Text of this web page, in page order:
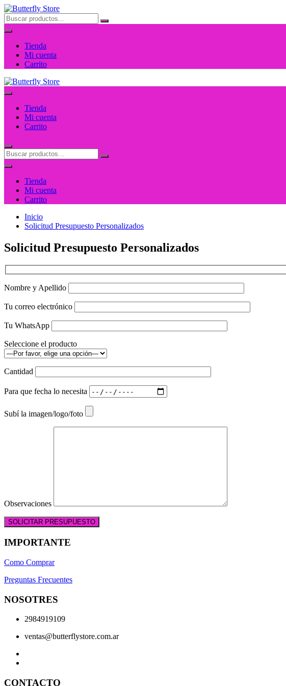
Saltar
al
contenido
Tienda
Mi cuenta
Carrito
Tienda
Mi cuenta
Carrito
Tienda
Mi cuenta
Carrito
Inicio
Solicitud Presupuesto Personalizados
Solicitud Presupuesto Personalizados
Nombre y Apellido
Tu correo electrónico
Tu WhatsApp
Seleccione el producto
Cantidad
Para que fecha lo necesita
Subí la imagen/logo/foto
Observaciones
IMPORTANTE
Como Comprar
Preguntas Frecuentes
NOSOTRES
2984919109
ventas@butterflystore.com.ar
CONTACTO